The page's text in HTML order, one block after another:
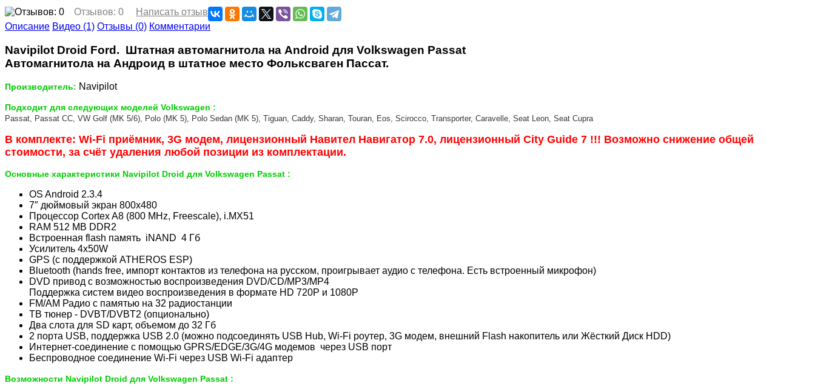
Отзывов: 0
Написать отзыв
Описание Видео (1) Отзывы (0) Комментарии
Navipilot Droid Ford. Штатная автомагнитола на Android для Volkswagen Passat
Автомагнитола на Андроид в штатное место Фольксваген Пассат.
Производитель: Navipilot
Подходит для следующих моделей Volkswagen :
Passat, Passat CC, VW Golf (MK 5/6), Polo (MK 5), Polo Sedan (MK 5), Tiguan, Caddy, Sharan, Touran, Eos, Scirocco, Transporter, Caravelle, Seat Leon, Seat Cupra
В комплекте: Wi-Fi приёмник, 3G модем, лицензионный Навител Навигатор 7.0, лицензионный City Guide 7 !!! Возможно снижение общей
стоимости, за счёт удаления любой позиции из комплектации.
Основные характеристики Navipilot Droid для Volkswagen Passat :
OS Android 2.3.4
7″ дюймовый экран 800x480
Процессор Cortex A8 (800 MHz, Freescale), i.MX51
RAM 512 MB DDR2
Встроенная flash память iNAND 4 Гб
Усилитель 4x50W
GPS (с поддержкой ATHEROS ESP)
Bluetooth (hands free, импорт контактов из телефона на русском, проигрывает аудио с телефона. Есть встроенный микрофон)
DVD привод с возможностью воспроизведения DVD/CD/MP3/MP4
Поддержка систем видео воспроизведения в формате HD 720P и 1080P
FM/AM Радио с памятью на 32 радиостанции
ТВ тюнер - DVBT/DVBT2 (опционально)
Два слота для SD карт, объемом до 32 Гб
2 порта USB, поддержка USB 2.0 (можно подсоединять USB Hub, Wi-Fi роутер, 3G модем, внешний Flash накопитель или Жёсткий Диск HDD)
Интернет-соединение с помощью GPRS/EDGE/3G/4G модемов через USB порт
Беспроводное соединение Wi-Fi через USB Wi-Fi адаптер
Возможности Navipilot Droid для Volkswagen Passat :